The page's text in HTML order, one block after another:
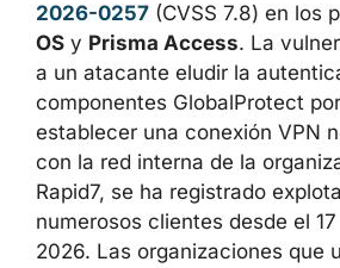
vulnerabilidadCVE-2026-0257
los productosPAN-OSy
vulnerabilidad permite a un
autenticación en los
GlobalProtect portal y gateway
una conexión VPN no
interna de la organización.
ha registrado explotación
numerosos clientes desde el 17